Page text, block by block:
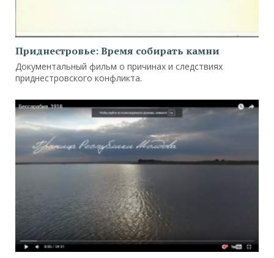
Приднестровье: Время собирать камни
Документальный фильм о причинах и следствиях
приднестровского конфликта.